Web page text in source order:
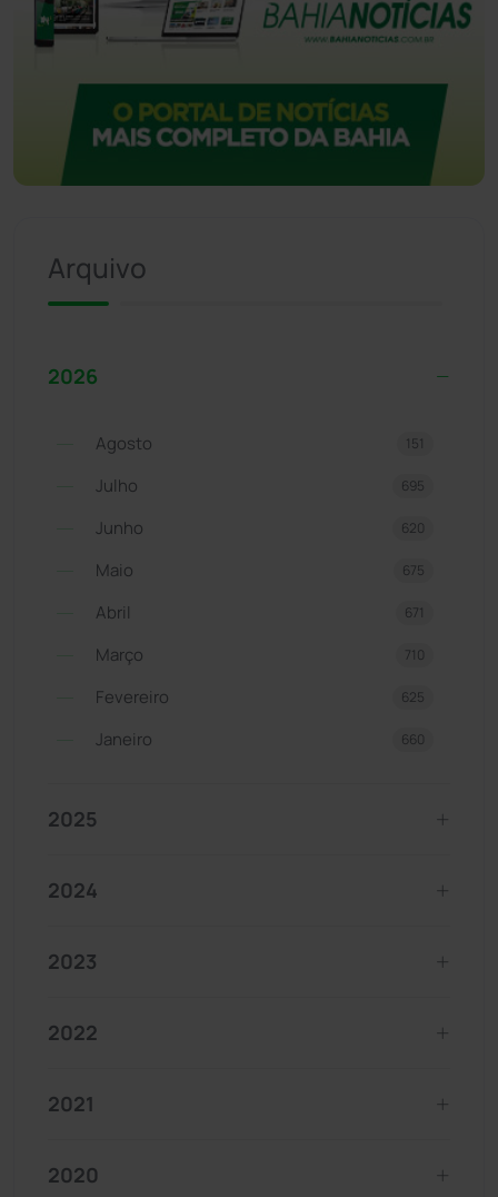
Arquivo
2026
Agosto 151
Julho 695
Junho 620
Maio 675
Abril 671
Março 710
Fevereiro 625
Janeiro 660
2025
2024
2023
2022
2021
2020